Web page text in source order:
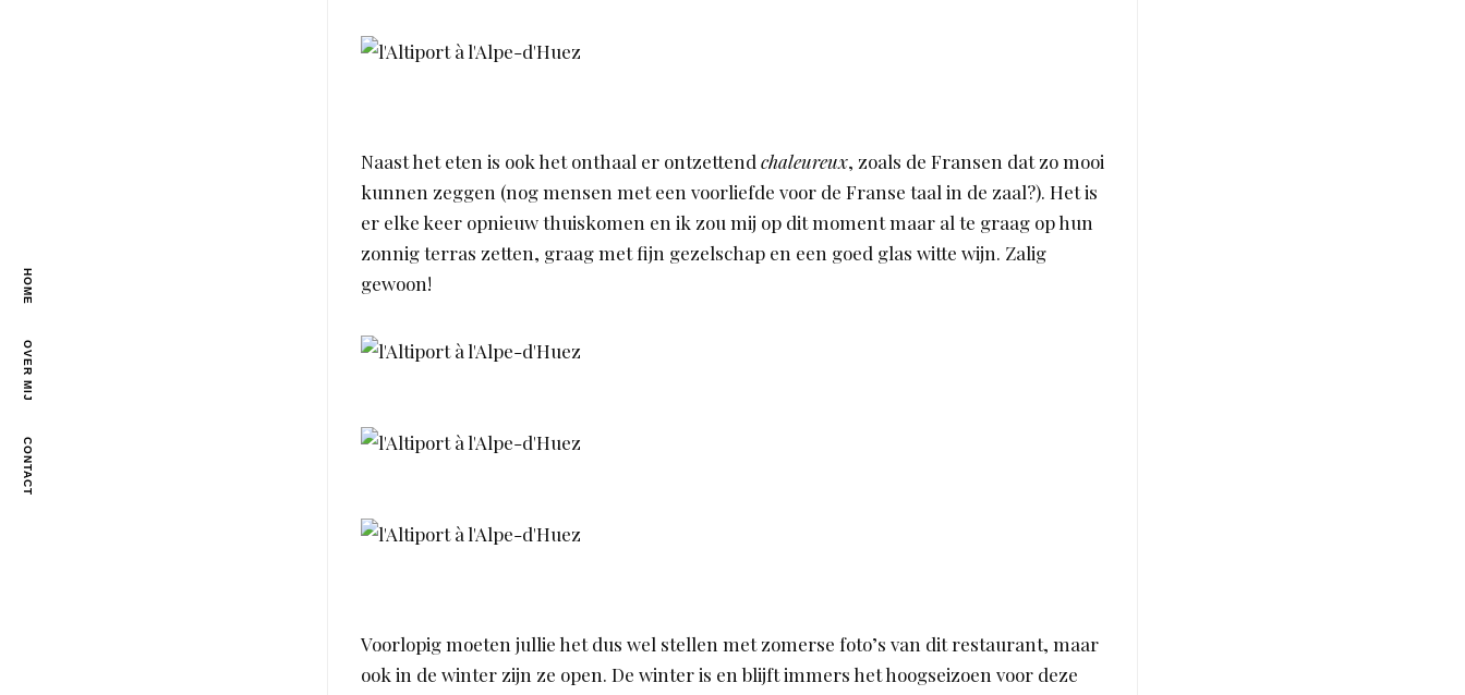
HOME
OVER MIJ
CONTACT
Naast het eten is ook het onthaal er ontzettend chaleureux, zoals de Fransen dat zo mooi
kunnen zeggen (nog mensen met een voorliefde voor de Franse taal in de zaal?). Het is
er elke keer opnieuw thuiskomen en ik zou mij op dit moment maar al te graag op hun
zonnig terras zetten, graag met fijn gezelschap en een goed glas witte wijn. Zalig
gewoon!
Voorlopig moeten jullie het dus wel stellen met zomerse foto’s van dit restaurant, maar
ook in de winter zijn ze open. De winter is en blijft immers het hoogseizoen voor deze